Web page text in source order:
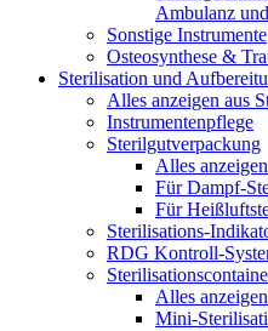
Ambulanz
Sonstige Instrumente
Osteosynthese &
Sterilisation und
Alles anzeigen aus
Instrumentenpflege
Sterilgutverpackung
Alles
Für Dampf-
Für
Sterilisations-
RDG Kontroll-
Alles
Mini-